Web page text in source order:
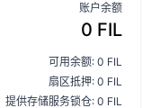
账户余额
0 FIL
可用余额: 0 FIL
扇区抵押: 0 FIL
提供存储服务锁仓: 0 FIL